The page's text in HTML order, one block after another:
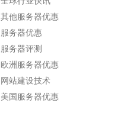
其他服务器优惠
服务器优惠
服务器评测
欧洲服务器优惠
网站建设技术
美国服务器优惠